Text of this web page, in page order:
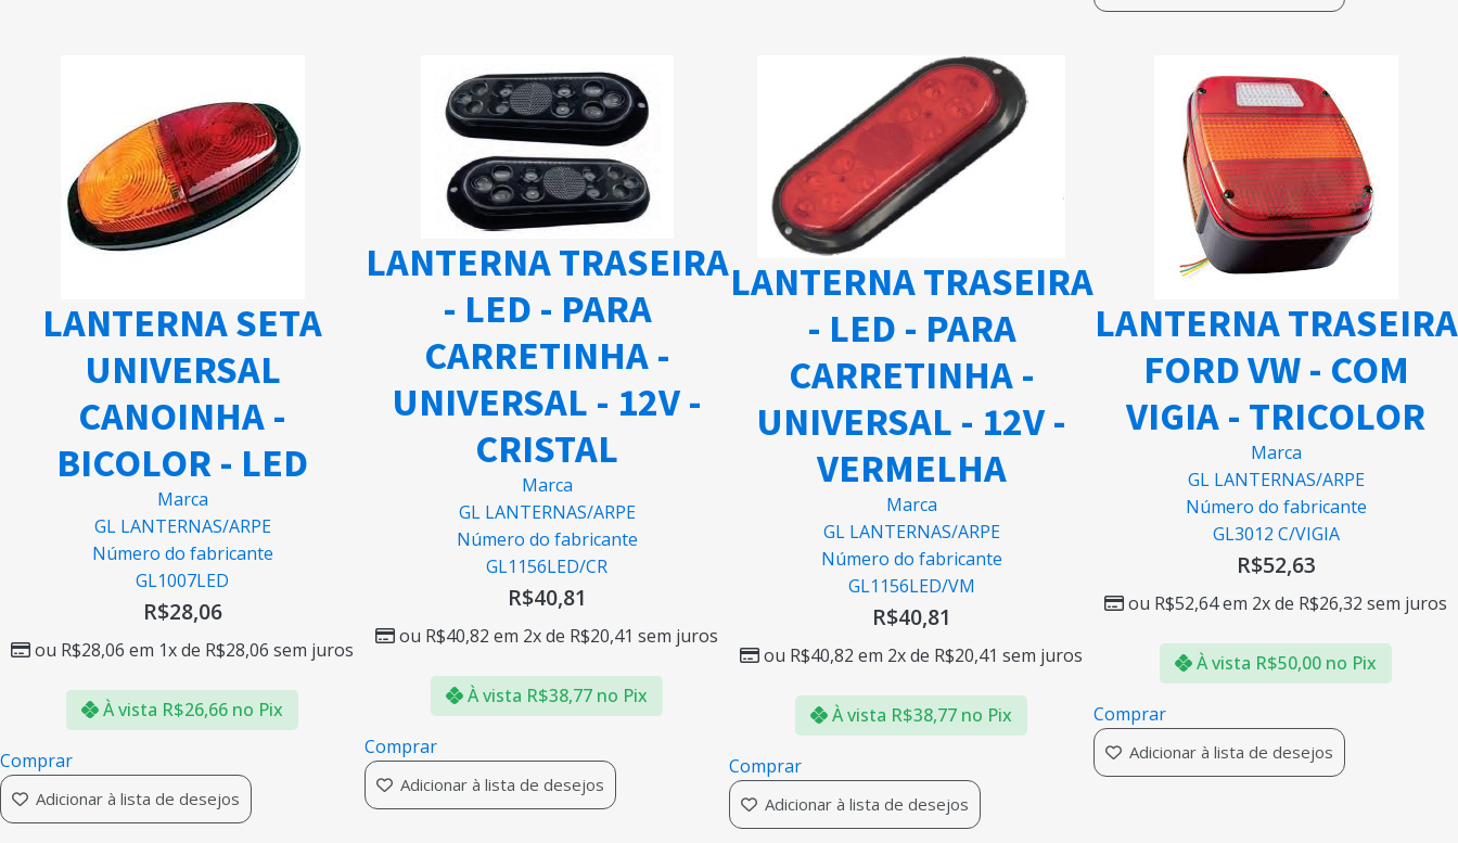
LANTERNA SETA
UNIVERSAL
CANOINHA -
BICOLOR - LED
Marca
GL LANTERNAS/ARPE
Número do fabricante
GL1007LED
R$28,06
ou R$28,06 em 1x de R$28,06 sem juros
À vista R$26,66 no Pix
Comprar
Adicionar à lista de desejos
LANTERNA TRASEIRA
- LED - PARA
CARRETINHA -
UNIVERSAL - 12V -
CRISTAL
Marca
GL LANTERNAS/ARPE
Número do fabricante
GL1156LED/CR
R$40,81
ou R$40,82 em 2x de R$20,41 sem juros
À vista R$38,77 no Pix
Comprar
Adicionar à lista de desejos
LANTERNA TRASEIRA
- LED - PARA
CARRETINHA -
UNIVERSAL - 12V -
VERMELHA
Marca
GL LANTERNAS/ARPE
Número do fabricante
GL1156LED/VM
R$40,81
ou R$40,82 em 2x de R$20,41 sem juros
À vista R$38,77 no Pix
Comprar
Adicionar à lista de desejos
LANTERNA TRASEIRA
FORD VW - COM
VIGIA - TRICOLOR
Marca
GL LANTERNAS/ARPE
Número do fabricante
GL3012 C/VIGIA
R$52,63
ou R$52,64em 2x de R$26,32 sem juros
À vista R$50,00 no Pix
Comprar
Adicionar à lista de desejos